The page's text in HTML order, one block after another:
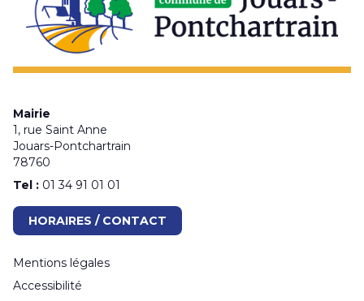
Mairie
1, rue Saint Anne
Jouars-Pontchartrain
78760
Tel : 01 34 91 01 01
HORAIRES / CONTACT
Mentions légales
Accessibilité